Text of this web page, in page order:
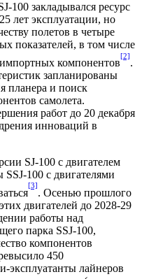
100 закладывался ресурс
лет эксплуатации, но
полетов в четыре
показателей, в том числе
компонентов
[2]
.
запланированы
планера и поиск
самолета.
работ до 20 декабря
инноваций в
SJ-100 с двигателем
100 с двигателями
[3]
. Осенью прошлого
двигателей до 2028-29
работы над
парка SSJ-100,
компонентов
450
эксплуатанты лайнеров